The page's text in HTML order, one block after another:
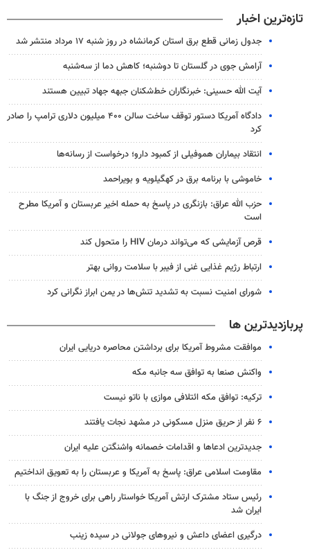
تازه‌ترین اخبار
جدول زمانی قطع برق استان کرمانشاه در روز شنبه ۱۷ مرداد منتشر شد
آرامش جوی در گلستان تا دوشنبه؛ کاهش دما از سه‌شنبه
آیت الله حسینی: خبرنگاران خط‌شکنان جبهه جهاد تبیین هستند
دادگاه آمریکا دستور توقف ساخت سالن ۴۰۰ میلیون دلاری ترامپ را صادر
کرد
انتقاد بیماران هموفیلی از کمبود دارو؛ درخواست از رسانه‌ها
خاموشی با برنامه برق در کهگیلویه و بویراحمد
حزب الله عراق: بازنگری در پاسخ به حمله اخیر عربستان و آمریکا مطرح
است
قرص آزمایشی که می‌تواند درمان HIV را متحول کند
ارتباط رژیم غذایی غنی از فیبر با سلامت روانی بهتر
شورای امنیت نسبت به تشدید تنش‌ها در یمن ابراز نگرانی کرد
پربازدیدترین ها
موافقت مشروط آمریکا برای برداشتن محاصره دریایی ایران
واکنش صنعا به توافق سه جانبه مکه
ترکیه: توافق مکه ائتلافی موازی با ناتو نیست
۶ نفر از حریق منزل مسکونی در مشهد نجات یافتند
جدیدترین ادعاها و اقدامات خصمانه واشنگتن علیه ایران
مقاومت اسلامی عراق: پاسخ به آمریکا و عربستان را به تعویق انداختیم
رئیس ستاد مشترک ارتش آمریکا خواستار راهی برای خروج از جنگ با
ایران شد
درگیری اعضای داعش و نیروهای جولانی در سیده زینب